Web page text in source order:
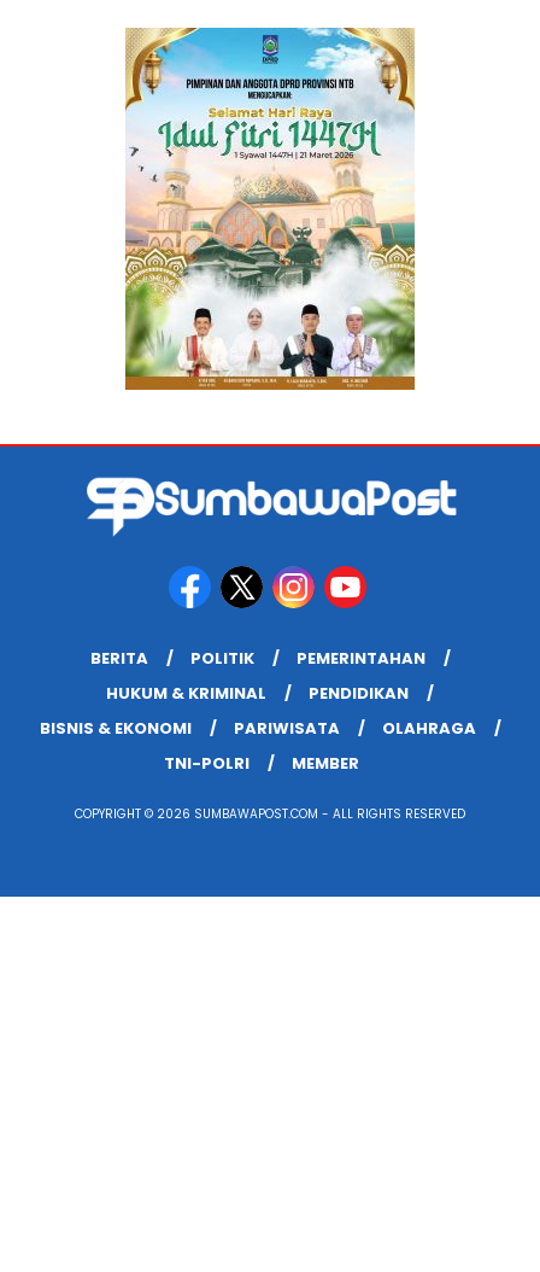
BERITA POLITIK
PEMERINTAHAN
HUKUM & KRIMINAL
PENDIDIKAN
BISNIS & EKONOMI
PARIWISATA
OLAHRAGA
TNI-POLRI
MEMBER
COPYRIGHT © 2026 SUMBAWAPOST.COM - ALL RIGHTS RESERVED